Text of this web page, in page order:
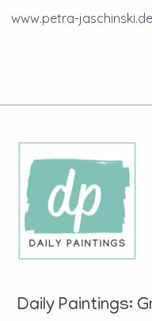
www.petra-jaschinski.de
Daily Paintings: